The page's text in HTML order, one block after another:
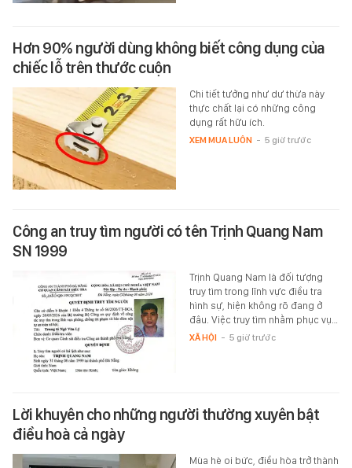
Hơn 90% người dùng không biết công dụng của
chiếc lỗ trên thước cuộn
Chi tiết tưởng như dư thừa này
thực chất lại có những công
dụng rất hữu ích.
XEM MUA LUÔN - 5 giờ trước
Công an truy tìm người có tên Trịnh Quang Nam
SN 1999
Trịnh Quang Nam là đối tượng
truy tìm trong lĩnh vực điều tra
hình sự, hiện không rõ đang ở
đâu. Việc truy tìm nhằm phục vụ…
XÃ HỘI - 5 giờ trước
Lời khuyên cho những người thường xuyên bật
điều hoà cả ngày
Mùa hè oi bức, điều hòa trở thành